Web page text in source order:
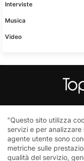
Interviste
Musica
Video
aggiornato senza
considerarsi un
"Questo sito utilizza
servizi e per
agente utente sono
metriche sulle
qualità del servizio,